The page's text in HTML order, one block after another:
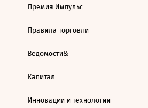
Премия Импульс
Правила торговли
Ведомости&
Капитал
Инновации и технологии